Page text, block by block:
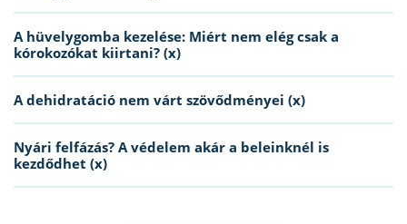
A hüvelygomba kezelése: Miért nem elég csak a
kórokozókat kiirtani? (x)
A dehidratáció nem várt szövődményei (x)
Nyári felfázás? A védelem akár a beleinknél is
kezdődhet (x)